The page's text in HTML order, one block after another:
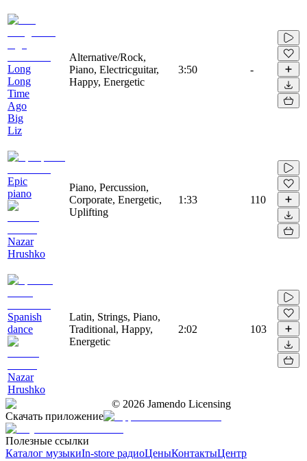
Long
Long
Time
Ago
Big
Liz
Alternative/Rock,
Piano, Electricguitar,
Happy, Energetic
3:50 -
Epic
piano
Nazar
Hrushko
Piano, Percussion,
Corporate, Energetic,
Uplifting
1:33 110
Spanish
dance
Nazar
Hrushko
Latin, Strings, Piano,
Traditional, Happy,
Energetic
2:02 103
© 2026 Jamendo Licensing
Скачать приложение
Полезные ссылки
Каталог музыкиIn-store радиоЦеныКонтактыЦентр